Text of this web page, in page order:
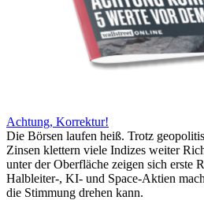
Achtung, Korrektur!
Die Börsen laufen heiß. Trotz
Zinsen klettern viele Indizes weiter
unter der Oberfläche zeigen sich erste
Halbleiter-, KI- und Space-Aktien
die Stimmung drehen kann.